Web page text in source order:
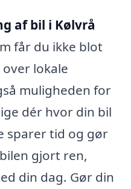
af bil i Kølvrå
får du ikke blot
lokale
muligheden for
dér hvor din bil
sparer tid og gør
gjort ren,
din dag. Gør din